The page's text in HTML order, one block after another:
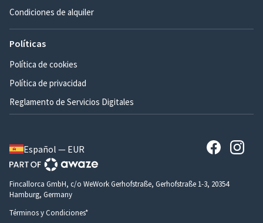
Condiciones de alquiler
Políticas
Política de cookies
Política de privacidad
Reglamento de Servicios Digitales
Español — EUR
Fincallorca GmbH, c/o WeWork Gerhofstraße, Gerhofstraße 1-3, 20354
Hamburg, Germany
Términos y Condiciones*